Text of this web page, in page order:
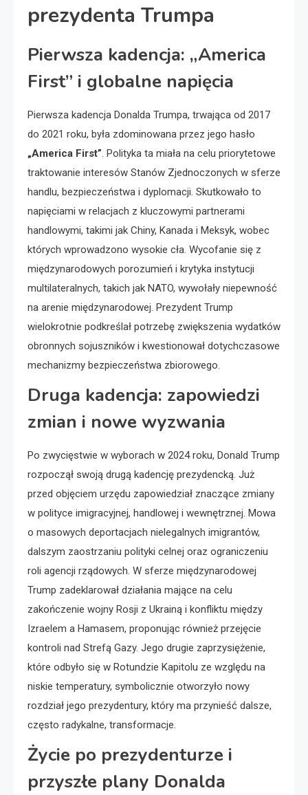
prezydenta Trumpa
Pierwsza kadencja: „America
First” i globalne napięcia
Pierwsza kadencja Donalda Trumpa, trwająca od 2017
do 2021 roku, była zdominowana przez jego hasło
„America First”. Polityka ta miała na celu priorytetowe
traktowanie interesów Stanów Zjednoczonych w sferze
handlu, bezpieczeństwa i dyplomacji. Skutkowało to
napięciami w relacjach z kluczowymi partnerami
handlowymi, takimi jak Chiny, Kanada i Meksyk, wobec
których wprowadzono wysokie cła. Wycofanie się z
międzynarodowych porozumień i krytyka instytucji
multilateralnych, takich jak NATO, wywołały niepewność
na arenie międzynarodowej. Prezydent Trump
wielokrotnie podkreślał potrzebę zwiększenia wydatków
obronnych sojuszników i kwestionował dotychczasowe
mechanizmy bezpieczeństwa zbiorowego.
Druga kadencja: zapowiedzi
zmian i nowe wyzwania
Po zwycięstwie w wyborach w 2024 roku, Donald Trump
rozpoczął swoją drugą kadencję prezydencką. Już
przed objęciem urzędu zapowiedział znaczące zmiany
w polityce imigracyjnej, handlowej i wewnętrznej. Mowa
o masowych deportacjach nielegalnych imigrantów,
dalszym zaostrzaniu polityki celnej oraz ograniczeniu
roli agencji rządowych. W sferze międzynarodowej
Trump zadeklarował działania mające na celu
zakończenie wojny Rosji z Ukrainą i konfliktu między
Izraelem a Hamasem, proponując również przejęcie
kontroli nad Strefą Gazy. Jego drugie zaprzysiężenie,
które odbyło się w Rotundzie Kapitolu ze względu na
niskie temperatury, symbolicznie otworzyło nowy
rozdział jego prezydentury, który ma przynieść dalsze,
często radykalne, transformacje.
Życie po prezydenturze i
przyszłe plany Donalda